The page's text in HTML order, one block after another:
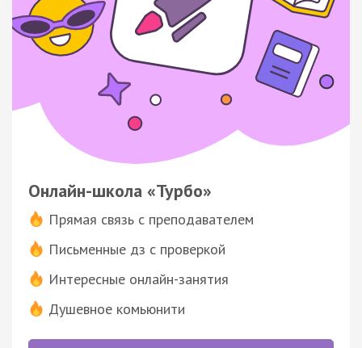
Онлайн-школа «Турбо»
Прямая связь с преподавателем
Письменные дз с проверкой
Интересные онлайн-занятия
Душевное комьюнити